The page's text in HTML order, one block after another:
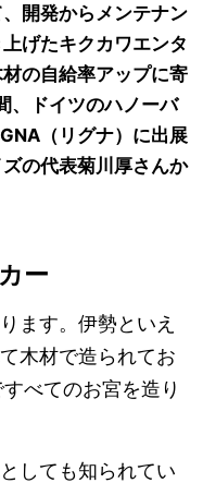
開発からメンテナン
げたキクカワエンタ
の自給率アップに寄
、ドイツのハノーバ
（リグナ）に出展
の代表菊川厚さんか
ー
ます。伊勢といえ
木材で造られてお
べてのお宮を造り
しても知られてい